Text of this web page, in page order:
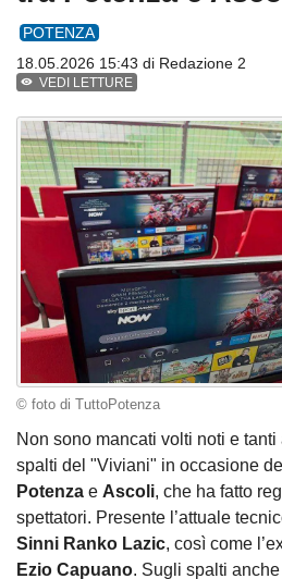
POTENZA
18.05.2026 15:43 di Redazione 2
VEDI LETTURE
© foto di TuttoPotenza
Non sono mancati volti noti e
spalti del "Viviani" in occasione
Potenza e Ascoli, che ha fatto
spettatori. Presente l’attuale
Sinni Ranko Lazic, così come
Ezio Capuano. Sugli spalti anche